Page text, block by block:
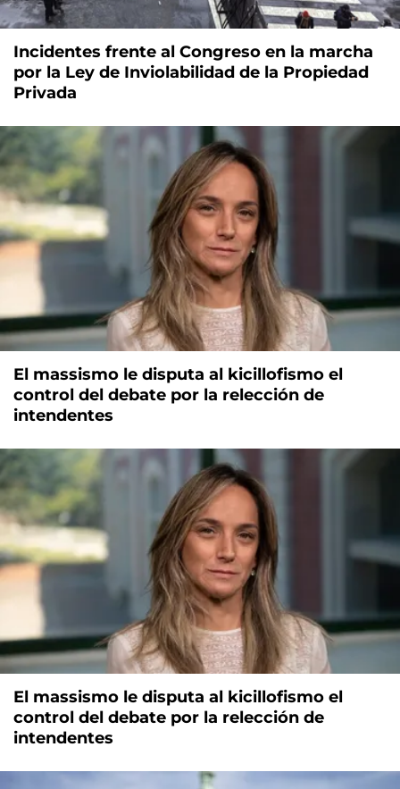
Incidentes frente al Congreso en la marcha
por la Ley de Inviolabilidad de la Propiedad
Privada
El massismo le disputa al kicillofismo el
control del debate por la relección de
intendentes
El massismo le disputa al kicillofismo el
control del debate por la relección de
intendentes